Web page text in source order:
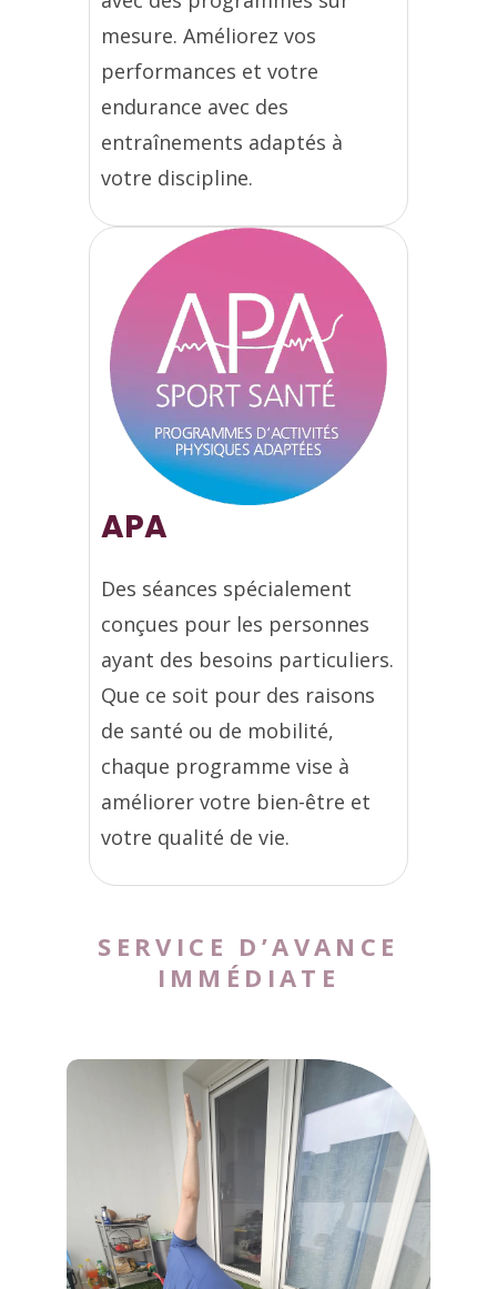
mesure. Améliorez vos
performances et votre
endurance avec des
entraînements adaptés à
votre discipline.
APA
Des séances spécialement
conçues pour les personnes
ayant des besoins particuliers.
Que ce soit pour des raisons
de santé ou de mobilité,
chaque programme vise à
améliorer votre bien-être et
votre qualité de vie.
SERVICE D’AVANCE
IMMÉDIATE